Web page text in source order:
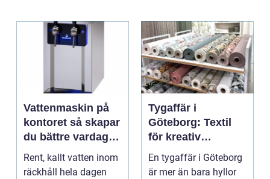
Vattenmaskin på
kontoret så skapar
du bättre vardag
med friskt vatten
Rent, kallt vatten inom
räckhåll hela dagen
Tygaffär i
Göteborg: Textil
för kreativ
inredning och
hållbara projekt
En tygaffär i Göteborg
är mer än bara hyllor